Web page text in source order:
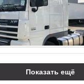
Показать ещё